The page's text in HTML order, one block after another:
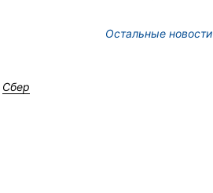
Остальные новости
Сбер